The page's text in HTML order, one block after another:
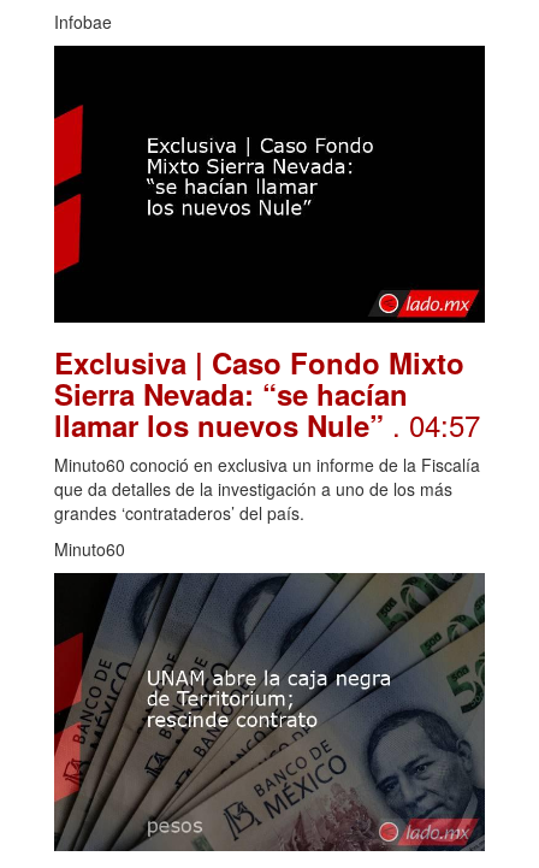
Infobae
Exclusiva | Caso Fondo Mixto
Sierra Nevada: “se hacían
llamar los nuevos Nule” . 04:57
Minuto60 conoció en exclusiva un informe de la Fiscalía
que da detalles de la investigación a uno de los más
grandes ‘contrataderos’ del país.
Minuto60